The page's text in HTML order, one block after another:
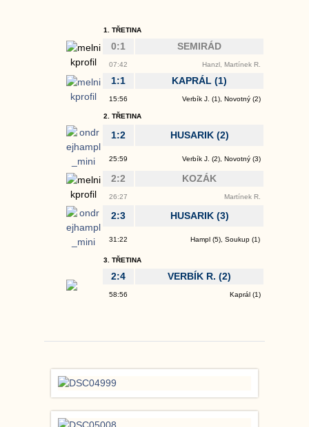
1. TŘETINA
0:1 SEMIRÁD
07:42 Hanzl, Martínek R.
1:1 KAPRÁL (1)
15:56 Verbík J. (1), Novotný (2)
2. TŘETINA
1:2 HUSARIK(2)
25:59 Verbík J. (2), Novotný (3)
2:2 KOZÁK
26:27 Martínek R.
2:3 HUSARIK(3)
31:22 Hampl (5), Soukup (1)
3. TŘETINA
2:4 VERBÍK R. (2)
58:56 Kaprál (1)